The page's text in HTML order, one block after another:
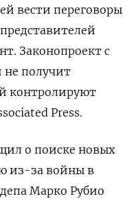
вести переговоры
Законопроект с
не получит
контролируют
Press.
о поиске новых
из-за войны в
Марко Рубио